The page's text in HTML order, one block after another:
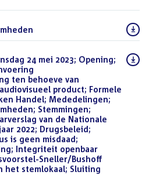
24 mei 2023; Opening;
ten behoeve van
product; Formele
Handel; Mededelingen;
Stemmingen;
van de Nationale
2022; Drugsbeleid;
is geen misdaad;
Integriteit openbaar
Sneller/Bushoff
het stemlokaal; Sluiting